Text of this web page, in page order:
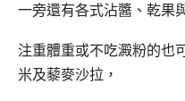
一旁還有各式沾醬、乾果
注重體重或不吃澱粉的也
米及藜麥沙拉，